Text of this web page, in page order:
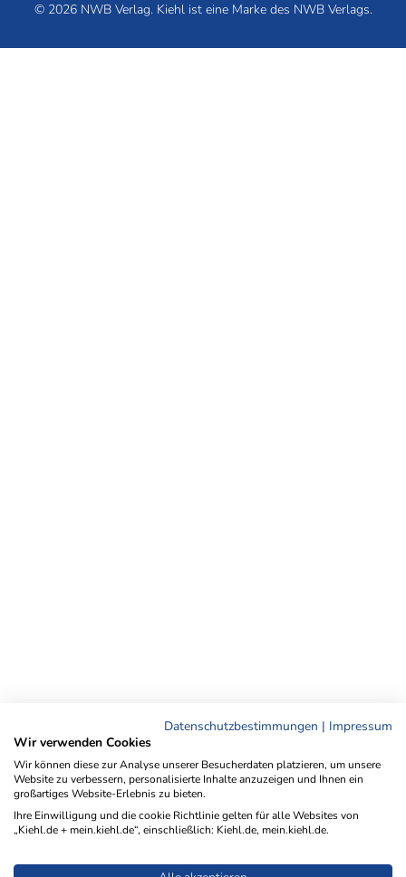
Datenschutzbestimmungen | Impressum
Wir verwenden Cookies
Wir können diese zur Analyse unserer Besucherdaten platzieren, um unsere
Website zu verbessern, personalisierte Inhalte anzuzeigen und Ihnen ein
großartiges Website-Erlebnis zu bieten.
Ihre Einwilligung und die cookie Richtlinie gelten für alle Websites von
„Kiehl.de + mein.kiehl.de“, einschließlich: Kiehl.de, mein.kiehl.de.
© 2026 NWB Verlag. Kiehl ist eine Marke des NWB Verlags.